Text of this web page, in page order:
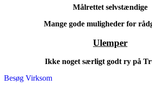
Målrettet selvstændige
Mange gode muligheder for
Ulemper
Ikke noget særligt godt ry på
Besøg Virksom